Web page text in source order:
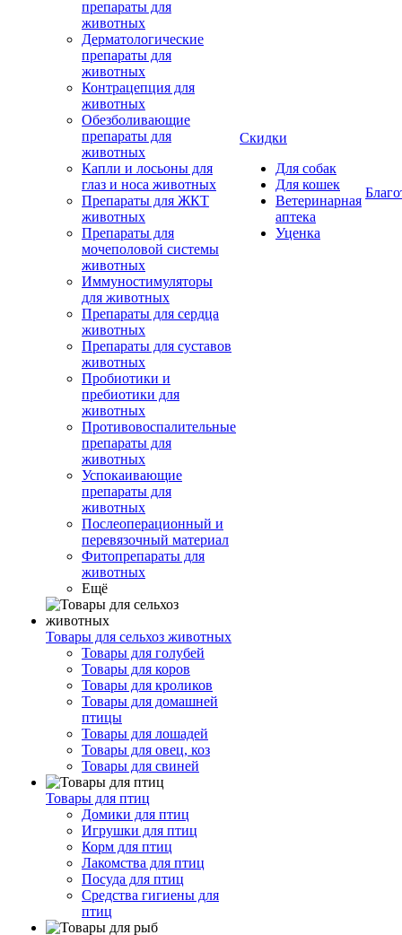
препараты для
животных
Дерматологические
препараты для
животных
Контрацепция для
животных
Обезболивающие
препараты для
животных
Капли и лосьоны для
глаз и носа животных
Препараты для ЖКТ
животных
Препараты для
мочеполовой системы
животных
Иммуностимуляторы
для животных
Препараты для сердца
животных
Препараты для суставов
животных
Пробиотики и
пребиотики для
животных
Противовоспалительные
препараты для
животных
Успокаивающие
препараты для
животных
Послеоперационный и
перевязочный материал
Фитопрепараты для
животных
Ещё
Товары для сельхоз животных
Товары для голубей
Товары для коров
Товары для кроликов
Товары для домашней
птицы
Товары для лошадей
Товары для овец, коз
Товары для свиней
Товары для птиц
Домики для птиц
Игрушки для птиц
Корм для птиц
Лакомства для птиц
Посуда для птиц
Средства гигиены для
птиц
Скидки
Для собак
Для кошек
Ветеринарная
аптека
Уценка